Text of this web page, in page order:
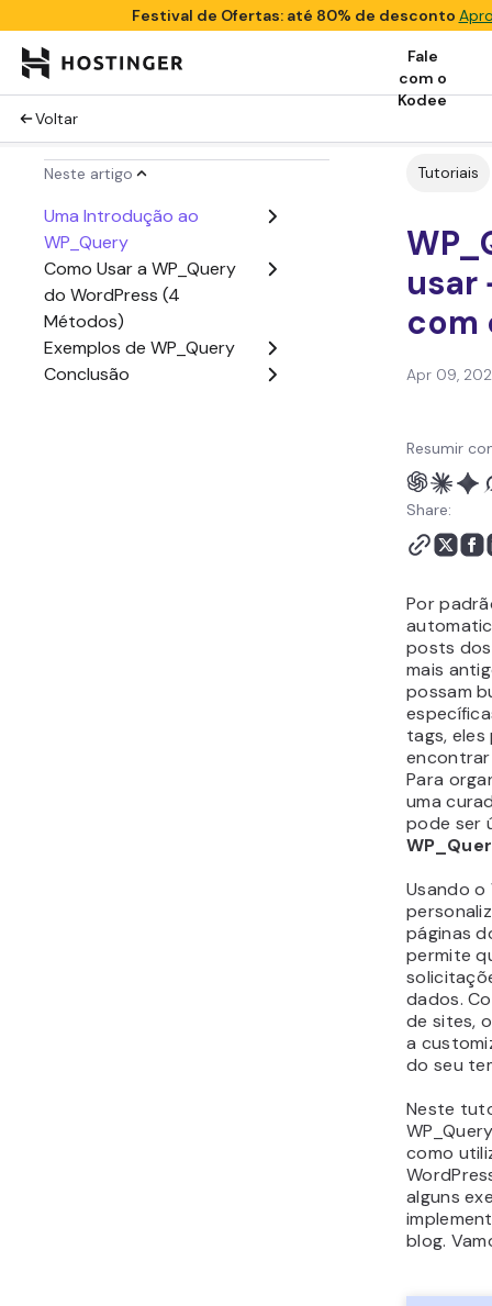
Festival de Ofertas: até 80% de desconto
Fale
com o
Kodee
Voltar
Neste artigo
Uma Introdução ao
WP_Query
Como Usar a WP_Query
do WordPress (4
Métodos)
Exemplos de WP_Query
Conclusão
Tutoriais
usar
com
Apr 09,
Resumir
Share:
Por
posts
mais
possam
tags,
Para
uma
pode ser
Usando o
páginas
permite
dados.
de sites,
a
do seu
Neste
como
alguns
blog.